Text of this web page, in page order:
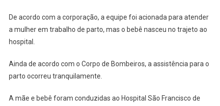
De acordo com a corporação, a equipe foi acionada para atender
a mulher em trabalho de parto, mas o bebê nasceu no trajeto ao
hospital.
Ainda de acordo com o Corpo de Bombeiros, a assistência para o
parto ocorreu tranquilamente.
A mãe e bebê foram conduzidas ao Hospital São Francisco de